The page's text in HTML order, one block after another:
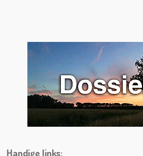
Handige links: